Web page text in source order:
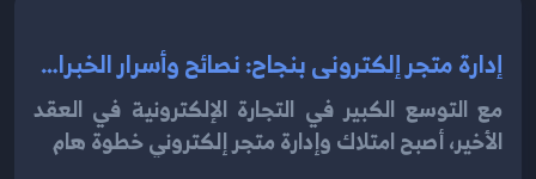
إدارة متجر إلكتروني بنجاح: نصائح وأسرار الخبراء2024
مع التوسع الكبير في التجارة الإلكترونية في العقد
الأخير، أصبح امتلاك وإدارة متجر إلكتروني خطوة هام